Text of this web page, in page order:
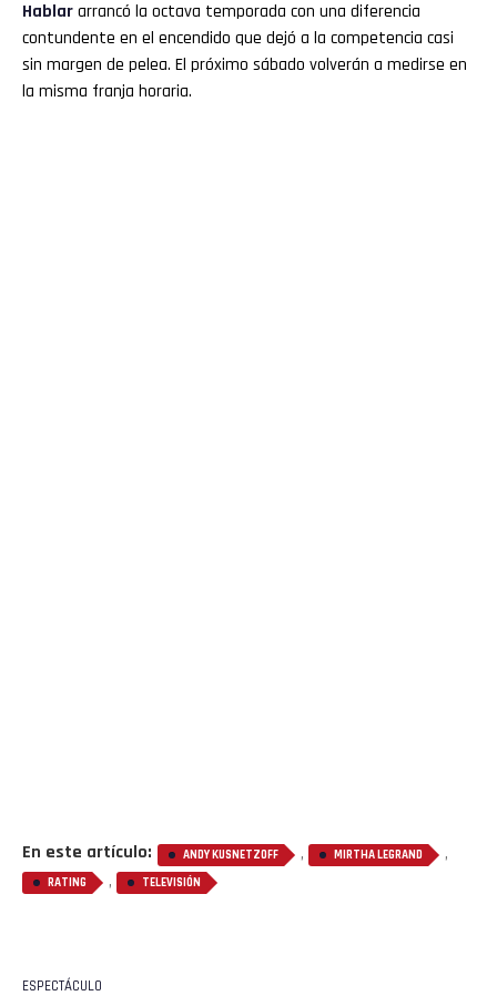
Hablararrancó la octava temporada con una diferencia
contundente en el encendido que dejó a la competencia casi
sin margen de pelea. El próximo sábado volverán a medirse en
la misma franja horaria.
En este artículo: ANDY KUSNETZOFF , MIRTHA LEGRAND ,
RATING , TELEVISIÓN
ESPECTÁCULO